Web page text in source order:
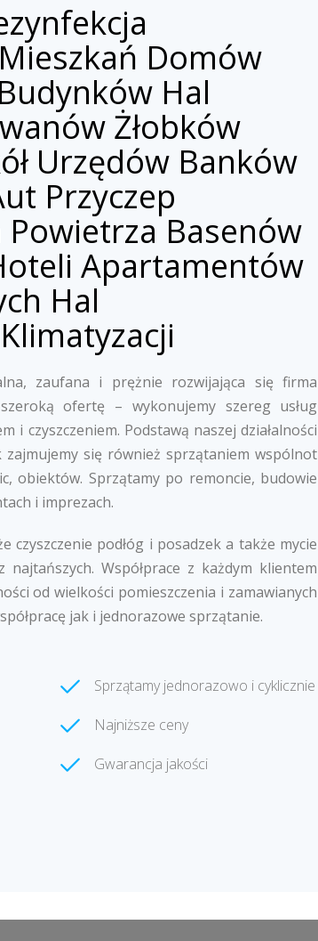
Domów
Hal
Żłobków
Urzędów Banków
Przyczep
Basenów
Apartamentów
Hal
zaufana i prężnie rozwijająca się firma
ofertę – wykonujemy szereg usług
i czyszczeniem. Podstawą naszej działalności
się również sprzątaniem wspólnot
obiektów. Sprzątamy po remoncie, budowie
i imprezach.
czyszczenie podłóg i posadzek a także mycie
Współprace z każdym klientem
od wielkości pomieszczenia i zamawianych
jak i jednorazowe sprzątanie.
Sprzątamy jednorazowo i cyklicznie
Najniższe ceny
Gwarancja jakości